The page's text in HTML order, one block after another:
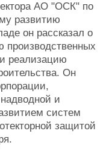
АО "ОСК" по
развитию
он рассказал о
производственных
реализацию
Он
и
систем
защитой